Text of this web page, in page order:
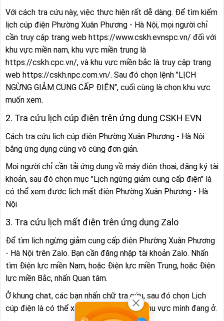
Xã Phúc Lộc Xã Phúc Sơn
Xã Phúc Thịnh Xã Phúc Thọ
Xã Phượng Dực Xã Quảng Bị
Xã Quang Minh Xã Quảng Oai
Xã Quốc Oai Xã Sóc Sơn
Xã Sơn Đồng
Xã Tam Hưng Xã Tây Phương
Xã Thạch Thất Xã Thanh Oai
Xã Thanh Trì Xã Thiên Lộc
Xã Thư Lâm Xã Thuận An
Xã Thượng Phúc
Xã Tiến Thắng Xã Trần Phú
Xã Trung Giã Xã Ứng Hòa
Xã Ứng Thiên Xã Vân Đình
Xã Vật Lại
Xã Xuân Mai Xã Yên Bài
Với cách tra cứu này, việc thực hiện rất dễ dàng. Để tìm kiếm
lịch cúp điện Phường Xuân Phương - Hà Nội, mọi người chỉ
cần truy cập trang web https://www.cskh.evnspc.vn/ đối với
khu vực miền nam, khu vực miền trung là
https://cskh.cpc.vn/, và khu vực miền bắc là truy cập trang
web https://cskh.npc.com.vn/. Sau đó chọn lệnh "LỊCH
NGỪNG GIẢM CUNG CẤP ĐIỆN", cuối cùng là chọn khu vực
muốn xem.
2. Tra cứu lịch cúp điện trên ứng dụng CSKH EVN
Cách tra cứu lịch cúp điện Phường Xuân Phương - Hà Nội
bằng ứng dụng cũng vô cùng đơn giản.
Mọi người chỉ cần tải ứng dụng về máy điện thoại, đăng ký tài
khoản, sau đó chọn mục "Lịch ngừng giảm cung cấp điện" là
có thể xem được lịch mất điện Phường Xuân Phương - Hà
Nội
3. Tra cứu lịch mất điện trên ứng dụng Zalo
Để tìm lịch ngừng giảm cung cấp điện Phường Xuân Phương
- Hà Nội trên Zalo. Bạn cần đăng nhập tài khoản Zalo. Nhấn
tìm Điện lực miền Nam, hoặc Điện lực miền Trung, hoặc Điện
lực miền Bắc, nhấn Quan tâm.
Ở khung chat, các bạn nhấn chữ tra cứu, sau đó chọn Lịch
cúp điện là có thể xem lịch cắt điện tại khu vực mình đang ở.